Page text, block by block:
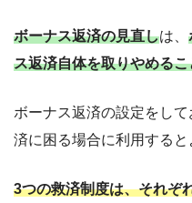
ボーナス返済の見直しは、
ス返済自体を取りやめる
ボーナス返済の設定をし
済に困る場合に利用すると
3つの救済制度は、それぞ